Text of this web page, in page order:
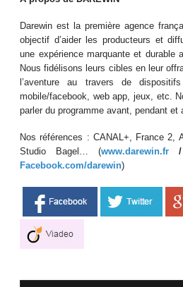
Darewin est la première agence
objectif d’aider les producteurs et
une expérience marquante et durable
Nous fidélisons leurs cibles en leur
l’aventure au travers de
mobile/facebook, web app, jeux, etc.
parler du programme avant, pendant et
Nos références : CANAL+, France 2,
Studio Bagel… (www.darewin.fr/
Facebook.com/darewin)